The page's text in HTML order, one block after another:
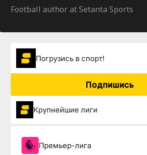
Football author at Setanta Sports
Погрузиcь в спорт!
Подпишись
Крупнейшие лиги
Премьер-лига